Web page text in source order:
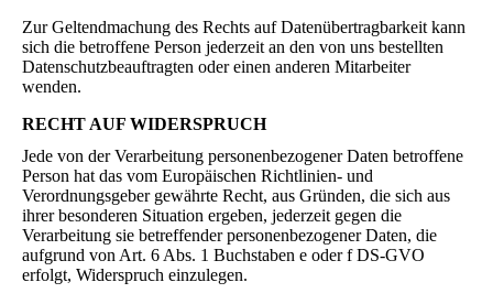
Zur Geltendmachung des Rechts auf Datenübertragbarkeit kann
sich die betroffene Person jederzeit an den von uns bestellten
Datenschutzbeauftragten oder einen anderen Mitarbeiter
wenden.
RECHT AUF WIDERSPRUCH
Jede von der Verarbeitung personenbezogener Daten betroffene
Person hat das vom Europäischen Richtlinien- und
Verordnungsgeber gewährte Recht, aus Gründen, die sich aus
ihrer besonderen Situation ergeben, jederzeit gegen die
Verarbeitung sie betreffender personenbezogener Daten, die
aufgrund von Art. 6 Abs. 1 Buchstaben e oder f DS-GVO
erfolgt, Widerspruch einzulegen.